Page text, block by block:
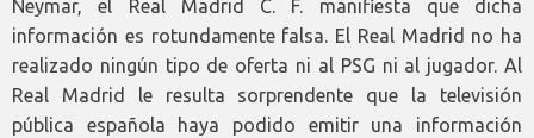
Neymar, el Real Madrid C. F. manifiesta que dicha
información es rotundamente falsa. El Real Madrid no ha
realizado ningún tipo de oferta ni al PSG ni al jugador. Al
Real Madrid le resulta sorprendente que la televisión
pública española haya podido emitir una información